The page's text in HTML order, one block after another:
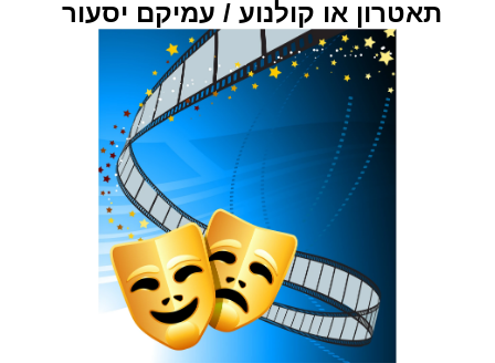
תאטרון או קולנוע / עמיקם יסעור